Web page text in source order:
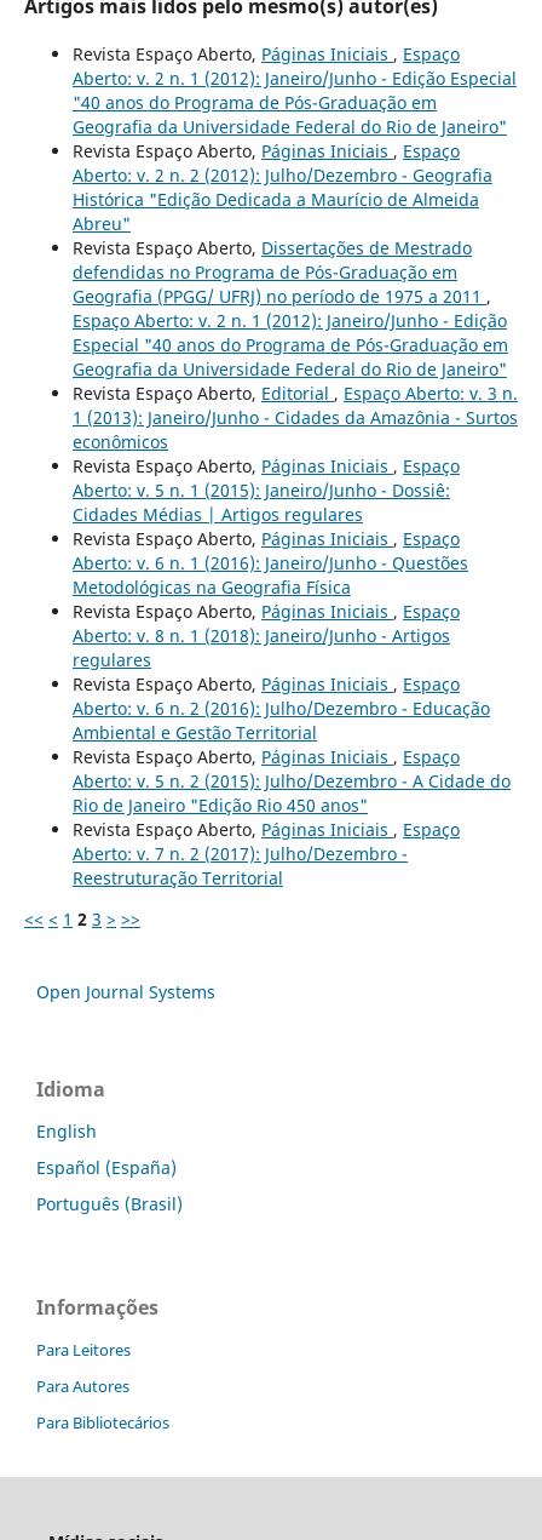
Artigos mais lidos pelo mesmo(s) autor(es)
Revista Espaço Aberto, Páginas Iniciais , Espaço
Aberto: v. 2 n. 1 (2012): Janeiro/Junho - Edição Especial
"40 anos do Programa de Pós-Graduação em
Geografia da Universidade Federal do Rio de Janeiro"
Revista Espaço Aberto, Páginas Iniciais , Espaço
Aberto: v. 2 n. 2 (2012): Julho/Dezembro - Geografia
Histórica "Edição Dedicada a Maurício de Almeida
Abreu"
Revista Espaço Aberto, Dissertações de Mestrado
defendidas no Programa de Pós-Graduação em
Geografia (PPGG/ UFRJ) no período de 1975 a 2011 ,
Espaço Aberto: v. 2 n. 1 (2012): Janeiro/Junho - Edição
Especial "40 anos do Programa de Pós-Graduação em
Geografia da Universidade Federal do Rio de Janeiro"
Revista Espaço Aberto, Editorial , Espaço Aberto: v. 3 n.
1 (2013): Janeiro/Junho - Cidades da Amazônia - Surtos
econômicos
Revista Espaço Aberto, Páginas Iniciais , Espaço
Aberto: v. 5 n. 1 (2015): Janeiro/Junho - Dossiê:
Cidades Médias | Artigos regulares
Revista Espaço Aberto, Páginas Iniciais , Espaço
Aberto: v. 6 n. 1 (2016): Janeiro/Junho - Questões
Metodológicas na Geografia Física
Revista Espaço Aberto, Páginas Iniciais , Espaço
Aberto: v. 8 n. 1 (2018): Janeiro/Junho - Artigos
regulares
Revista Espaço Aberto, Páginas Iniciais , Espaço
Aberto: v. 6 n. 2 (2016): Julho/Dezembro - Educação
Ambiental e Gestão Territorial
Revista Espaço Aberto, Páginas Iniciais , Espaço
Aberto: v. 5 n. 2 (2015): Julho/Dezembro - A Cidade do
Rio de Janeiro "Edição Rio 450 anos"
Revista Espaço Aberto, Páginas Iniciais , Espaço
Aberto: v. 7 n. 2 (2017): Julho/Dezembro -
Reestruturação Territorial
<< < 1 2 3 > >>
Open Journal Systems
Idioma
English
Español (España)
Português (Brasil)
Informações
Para Leitores
Para Autores
Para Bibliotecários